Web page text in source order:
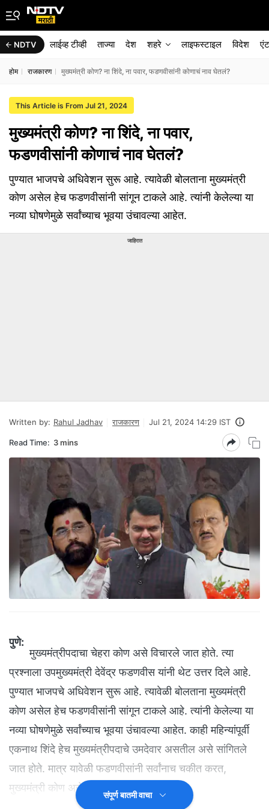
NDTV लाईव्ह टीव्ही ताज्या देश शहरे लाइफस्टाइल विदेश
होम राजकारण मुख्यमंत्री कोण? ना शिंदे, ना पवार, फडणवीसांनी कोणाचं नाव घेतलं?
This Article is From Jul 21, 2024
मुख्यमंत्री कोण? ना शिंदे, ना पवार,
फडणवीसांनी कोणाचं नाव घेतलं?
पुण्यात भाजपचे अधिवेशन सुरू आहे. त्यावेळी बोलताना मुख्यमंत्री
कोण असेल हेच फडणवीसांनी सांगून टाकले आहे. त्यांनी केलेल्या या
नव्या घोषणेमुळे सर्वांच्याच भूवया उंचावल्या आहेत.
जाहिरात
Written by: Rahul Jadhav राजकारण Jul 21, 2024 14:29 IST
Read Time: 3 mins
पुणे:
मुख्यमंत्रीपदाचा चेहरा कोण असे विचारले जात होते. त्या
प्रश्नाला उपमुख्यमंत्री देवेंद्र फडणवीस यांनी थेट उत्तर दिले आहे.
पुण्यात भाजपचे अधिवेशन सुरू आहे. त्यावेळी बोलताना मुख्यमंत्री
कोण असेल हेच फडणवीसांनी सांगून टाकले आहे. त्यांनी केलेल्या या
नव्या घोषणेमुळे सर्वांच्याच भूवया उंचावल्या आहेत. काही महिन्यांपूर्वी
एकनाथ शिंदे हेच मुख्यमंत्रीपदाचे उमदेवार असतील असे सांगितले
जात होते. मात्र यावेळी फडणवीसांनी सर्वांनाच चकीत करत,
मुख्यमंत्री कोण असेल हेच स्पष्ट केले आहे.
संपूर्ण बातमी वाचा